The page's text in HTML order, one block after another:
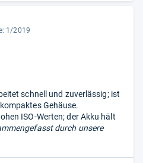
1/2019
schnell und zuverlässig; ist
Gehäuse.
ISO-Werten; der Akku hält
durch unsere